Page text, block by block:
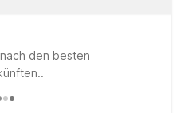
den besten